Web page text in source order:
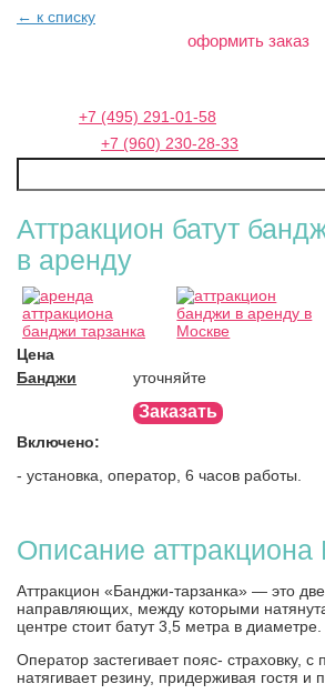
← к списку
оформить заказ
+7 (495) 291-01-58
+7 (960) 230-28-33
Аттракцион батут
в аренду
Цена
Банджи
уточняйте
Заказать
Включено:
- установка, оператор, 6 часов работы.
Описание
Аттракцион «Банджи-тарзанка» — это
направляющих, между которыми
центре стоит батут 3,5 метра в диаметре.
Оператор застегивает пояс- страховку,
натягивает резину, придерживая гостя и